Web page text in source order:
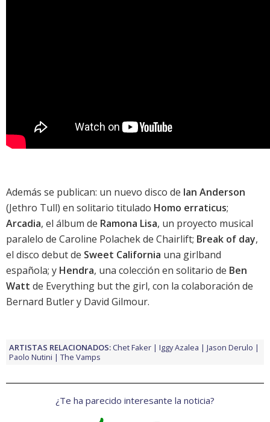
Además se publican: un nuevo disco de Ian Anderson
(Jethro Tull) en solitario titulado Homo erraticus;
Arcadia, el álbum de Ramona Lisa, un proyecto musical
paralelo de Caroline Polachek de Chairlift; Break of day,
el disco debut de Sweet California una girlband
española; y Hendra, una colección en solitario de Ben
Watt de Everything but the girl, con la colaboración de
Bernard Butler y David Gilmour.
ARTISTAS RELACIONADOS:Chet Faker Iggy Azalea
Jason Derulo
Paolo Nutini
The Vamps
¿Te ha parecido interesante la noticia?